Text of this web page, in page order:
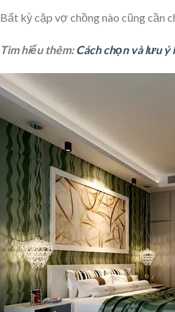
Bất kỳ cặp vợ chồng nào cũng cần
Tìm hiểu thêm:Cách chọn và lưu